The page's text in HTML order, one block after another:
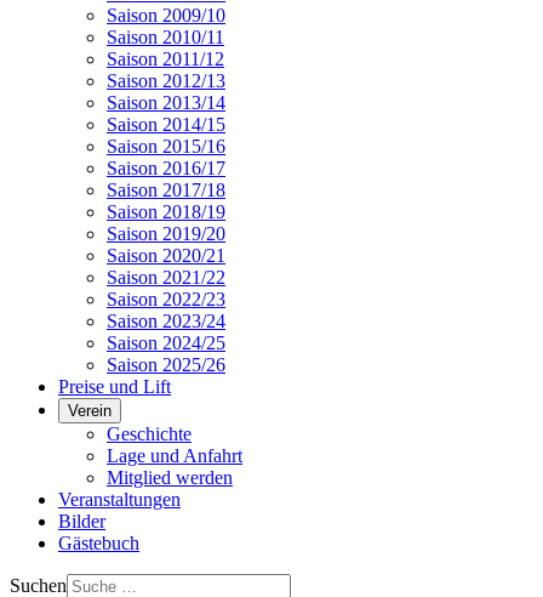
Saison 2009/10
Saison 2010/11
Saison 2011/12
Saison 2012/13
Saison 2013/14
Saison 2014/15
Saison 2015/16
Saison 2016/17
Saison 2017/18
Saison 2018/19
Saison 2019/20
Saison 2020/21
Saison 2021/22
Saison 2022/23
Saison 2023/24
Saison 2024/25
Saison 2025/26
Preise und Lift
Verein
Geschichte
Lage und Anfahrt
Mitglied werden
Veranstaltungen
Bilder
Gästebuch
Suchen